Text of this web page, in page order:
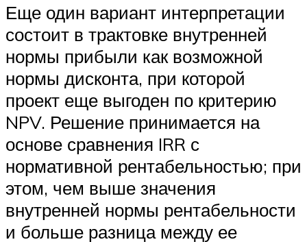
Еще один вариант интерпретации
состоит в трактовке внутренней
нормы прибыли как возможной
нормы дисконта, при которой
проект еще выгоден по критерию
NPV. Решение принимается на
основе сравнения IRR с
нормативной рентабельностью; при
этом, чем выше значения
внутренней нормы рентабельности
и больше разница между ее